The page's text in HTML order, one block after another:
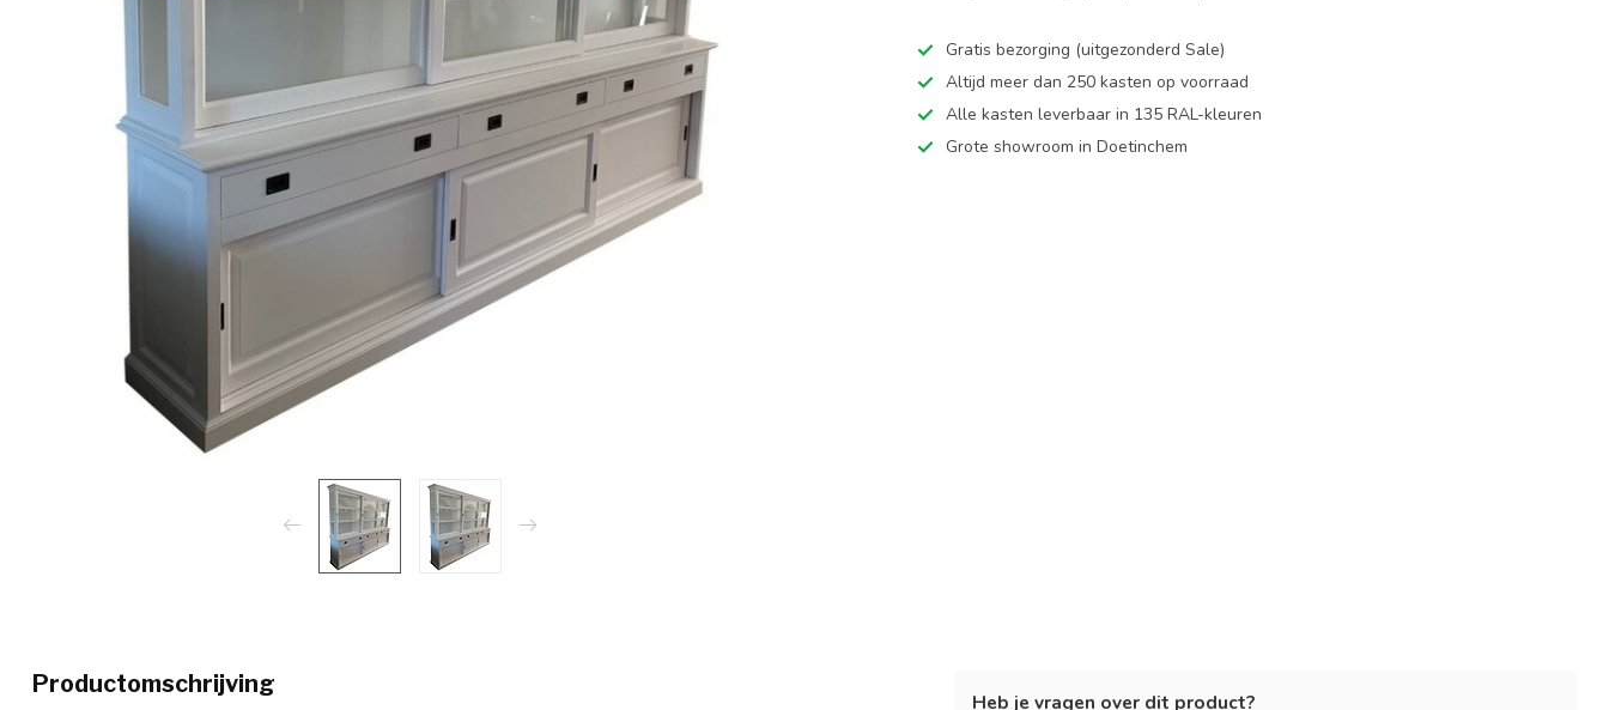
Gratis bezorging (uitgezonderd Sale)
Altijd meer dan 250 kasten op voorraad
Alle kasten leverbaar in 135 RAL-kleuren
Grote showroom in Doetinchem
Productomschrijving
Heb je vragen over dit product?